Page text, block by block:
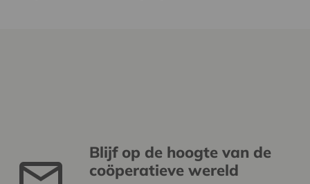
Blijf op de hoogte van de
coöperatieve wereld